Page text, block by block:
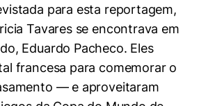
para esta reportagem,
Tavares se encontrava em
Eduardo Pacheco. Eles
francesa para comemorar o
— e aproveitaram